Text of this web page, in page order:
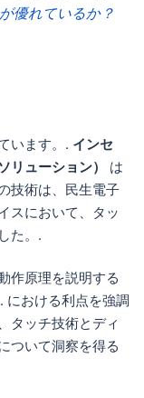
優れているか？
います。. インセ
リューション）
は
技術は、民生電子
スにおいて、タッ
た。.
作原理を説明する
. における利点を強調
タッチ技術とディ
ついて洞察を得る